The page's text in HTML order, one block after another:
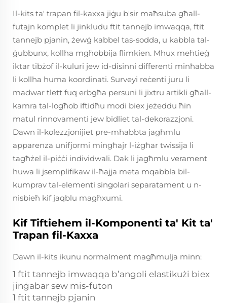
Il-kits ta' trapan fil-kaxxa jiġu b'sir maħsuba għall-
futajn komplet li jinkludu ftit tannejb imwaqqa, ftit
tannejb pjanin, żewġ kabbel tas-sodda, u kabbla tal-
ġubbunx, kollha mgħobbija flimkien. Mhux meħtieġ
iktar tibżof il-kuluri jew id-disinni differenti minħabba
li kollha huma koordinati. Surveyi reċenti juru li
madwar tlett fuq erbgħa persuni li jixtru artikli għall-
kamra tal-logħob iftidħu modi biex jeżeddu ħin
matul rinnovamenti jew bidliet tal-dekorazzjoni.
Dawn il-kolezzjonijiet pre-mħabbta jagħmlu
apparenza unifjormi mingħajr l-iżgħar twissija li
tagħżel il-piċċi individwali. Dak li jagħmlu verament
huwa li jsemplifikaw il-ħajja meta mqabbla bil-
kumprav tal-elementi singolari separatament u n-
nisbieħ kif jaqblu magħxumi.
Kif Tiftiehem il-Komponenti ta' Kit ta'
Trapan fil-Kaxxa
Dawn il-kits ikunu normalment magħmulja minn:
1 ftit tannejb imwaqqa b’angoli elastikużi biex
jinġabar sew mis-futon
1 ftit tannejb pjanin